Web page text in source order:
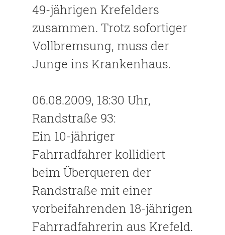
49-jährigen Krefelders
zusammen. Trotz sofortiger
Vollbremsung, muss der
Junge ins Krankenhaus.
06.08.2009, 18:30 Uhr,
Randstraße 93:
Ein 10-jähriger
Fahrradfahrer kollidiert
beim Überqueren der
Randstraße mit einer
vorbeifahrenden 18-jährigen
Fahrradfahrerin aus Krefeld.